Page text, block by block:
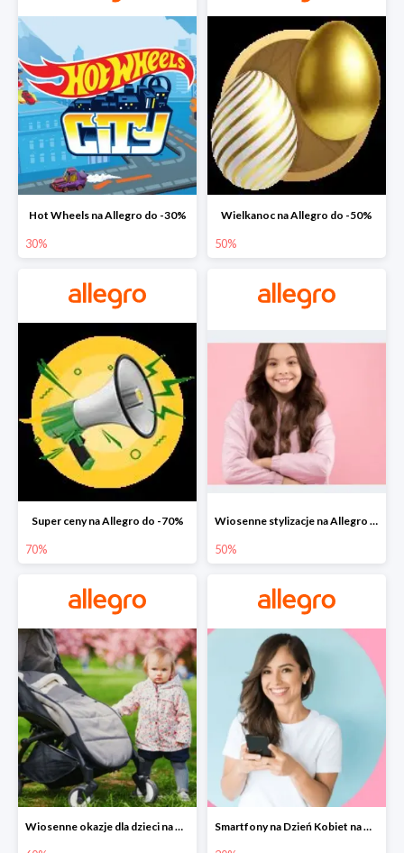
Hot Wheels na Allegro do -30%
30%
Wielkanoc na Allegro do -50%
50%
Super ceny na Allegro do -70%
70%
Wiosenne stylizacje na Allegro do -50%
50%
Wiosenne okazje dla dzieci na Allegro do -60% Smartfony na Dzień Kobiet na Allegro do -30%